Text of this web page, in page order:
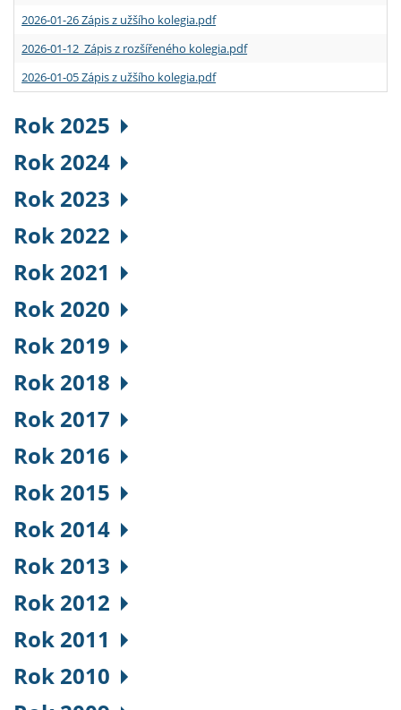
2026-01-26 Zápis z užšího kolegia.pdf
2026-01-12 Zápis z rozšířeného kolegia.pdf
2026-01-05 Zápis z užšího kolegia.pdf
Rok 2025
Rok 2024
Rok 2023
Rok 2022
Rok 2021
Rok 2020
Rok 2019
Rok 2018
Rok 2017
Rok 2016
Rok 2015
Rok 2014
Rok 2013
Rok 2012
Rok 2011
Rok 2010